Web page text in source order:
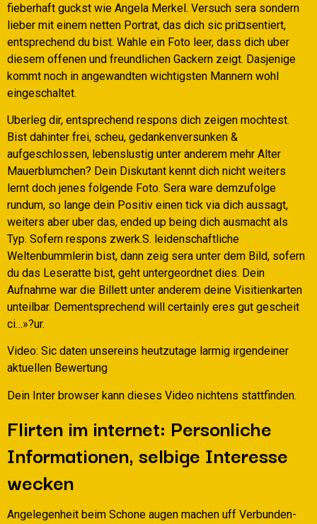
fieberhaft guckst wie Angela Merkel. Versuch sera sondern
lieber mit einem netten Portrat, das dich sic pri¤sentiert,
entsprechend du bist. Wahle ein Foto leer, dass dich uber
diesem offenen und freundlichen Gackern zeigt. Dasjenige
kommt noch in angewandten wichtigsten Mannern wohl
eingeschaltet.
Uberleg dir, entsprechend respons dich zeigen mochtest.
Bist dahinter frei, scheu, gedankenversunken &
aufgeschlossen, lebenslustig unter anderem mehr Alter
Mauerblumchen? Dein Diskutant kennt dich nicht weiters
lernt doch jenes folgende Foto. Sera ware demzufolge
rundum, so lange dein Positiv einen tick via dich aussagt,
weiters aber uber das, ended up being dich ausmacht als
Typ. Sofern respons zwerk.S. leidenschaftliche
Weltenbummlerin bist, dann zeig sera unter dem Bild, sofern
du das Leseratte bist, geht untergeordnet dies. Dein
Aufnahme war die Billett unter anderem deine Visitienkarten
unteilbar. Dementsprechend will certainly eres gut gescheit
ci…»?ur.
Video: Sic daten unsereins heutzutage larmig irgendeiner
aktuellen Bewertung
Dein Inter browser kann dieses Video nichtens stattfinden.
Flirten im internet: Personliche
Informationen, selbige Interesse
wecken
Angelegenheit beim Schone augen machen uff Verbunden-